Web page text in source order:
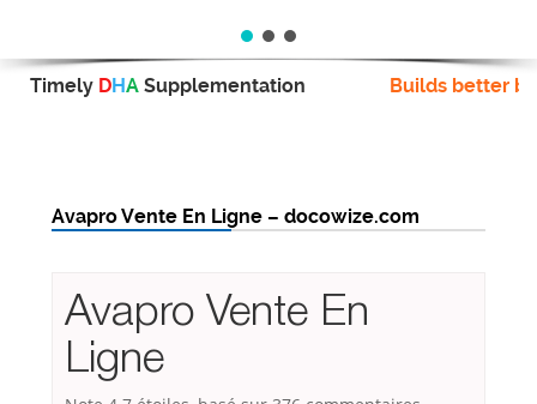
Timely DHA Supplementation Builds better
Avapro Vente En Ligne – docowize.com
Avapro Vente En
Ligne